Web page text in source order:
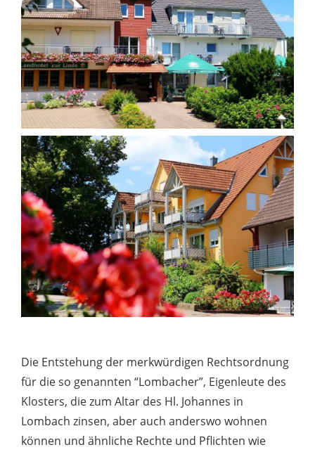
Die Entstehung der merkwürdigen Rechtsordnung
für die so genannten “Lombacher”, Eigenleute des
Klosters, die zum Altar des Hl. Johannes in
Lombach zinsen, aber auch anderswo wohnen
können und ähnliche Rechte und Pflichten wie